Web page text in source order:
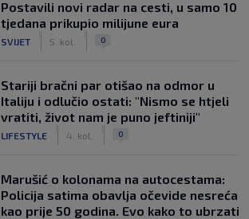
Postavili novi radar na cesti, u samo 10
tjedana prikupio milijune eura
SVIJET 5. kol. 0
Stariji bračni par otišao na odmor u
Italiju i odlučio ostati: "Nismo se htjeli
vratiti, život nam je puno jeftiniji"
LIFESTYLE 4. kol. 0
Marušić o kolonama na autocestama:
Policija satima obavlja očevide nesreća
kao prije 50 godina. Evo kako to ubrzati